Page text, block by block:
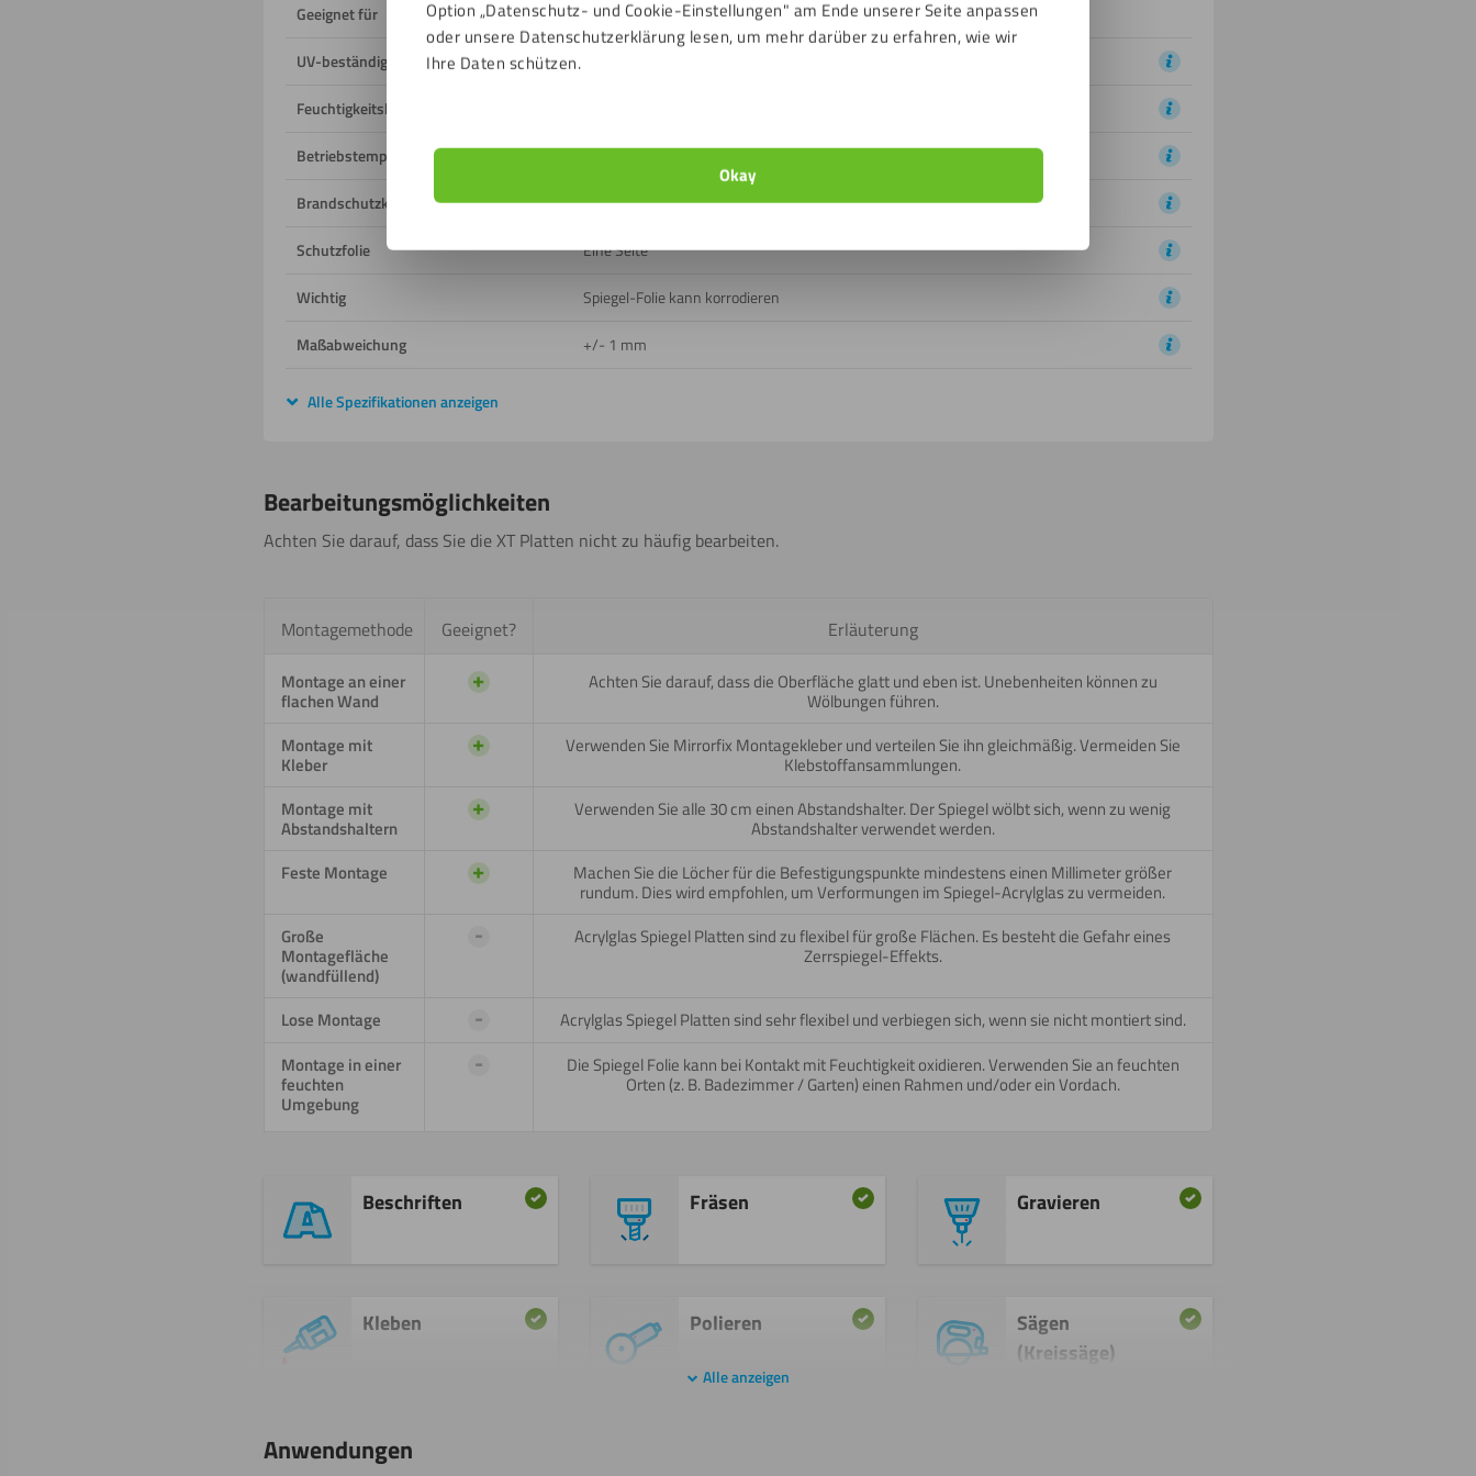
Option „Datenschutz- und Cookie-Einstellungen" am Ende unserer Seite anpassen
oder unsere Datenschutzerklärung lesen, um mehr darüber zu erfahren, wie wir
Ihre Daten schützen.
Okay
Geeignet für Drinnen
UV-beständig
Feuchtigkeitsbeständig
Betriebstemperatur -40 bis 80 ℃
Brandschutzklasse E
Schutzfolie Eine Seite
Wichtig Spiegel-Folie kann korrodieren
Maßabweichung +/- 1 mm
Alle Spezifikationen anzeigen
Bearbeitungsmöglichkeiten
Achten Sie darauf, dass Sie die XT Platten nicht zu häufig bearbeiten.
Montagemethode Geeignet? Erläuterung
Montage an einer
flachen Wand
+ Achten Sie darauf, dass die Oberfläche glatt und eben ist. Unebenheiten können zu
Wölbungen führen.
Montage mit
Kleber
+ Verwenden Sie Mirrorfix Montagekleber und verteilen Sie ihn gleichmäßig. Vermeiden Sie
Klebstoffansammlungen.
Montage mit
Abstandshaltern
+ Verwenden Sie alle 30 cm einen Abstandshalter. Der Spiegel wölbt sich, wenn zu wenig
Abstandshalter verwendet werden.
Feste Montage
+ Machen Sie die Löcher für die Befestigungspunkte mindestens einen Millimeter größer
rundum. Dies wird empfohlen, um Verformungen im Spiegel-Acrylglas zu vermeiden.
Große
Montagefläche
(wandfüllend)
- Acrylglas Spiegel Platten sind zu flexibel für große Flächen. Es besteht die Gefahr eines
Zerrspiegel-Effekts.
Lose Montage -
Acrylglas Spiegel Platten sind sehr flexibel und verbiegen sich, wenn sie nicht montiert sind.
Montage in einer
feuchten
Umgebung
- Die Spiegel Folie kann bei Kontakt mit Feuchtigkeit oxidieren. Verwenden Sie an feuchten
Orten (z. B. Badezimmer / Garten) einen Rahmen und/oder ein Vordach.
Beschriften Fräsen Gravieren
Kleben Polieren
Sägen
(Kreissäge)
Umdrehen
Alle anzeigen
Anwendungen